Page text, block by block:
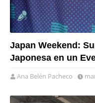
Japan Weekend:
Japonesa en un
Ana Belén Pacheco